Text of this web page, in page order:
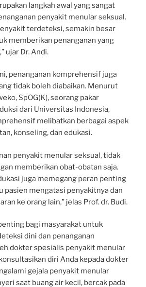
langkah awal yang sangat
penyakit menular seksual.
terdeteksi, semakin besar
memberikan penanganan yang
ujar Dr. Andi.
penanganan komprehensif juga
tidak boleh diabaikan. Menurut
SpOG(K), seorang pakar
dari Universitas Indonesia,
melibatkan berbagai aspek
konseling, dan edukasi.
penyakit menular seksual, tidak
memberikan obat-obatan saja.
juga memegang peran penting
pasien mengatasi penyakitnya dan
ke orang lain,” jelas Prof. dr. Budi.
bagi masyarakat untuk
dini dan penanganan
dokter spesialis penyakit menular
diri Anda kepada dokter
gejala penyakit menular
saat buang air kecil, bercak pada